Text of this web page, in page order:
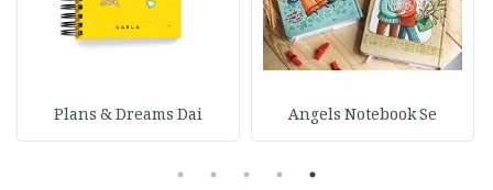
Angels Notebook Se
Plans & Dreams Dai
1
2
3
4
5